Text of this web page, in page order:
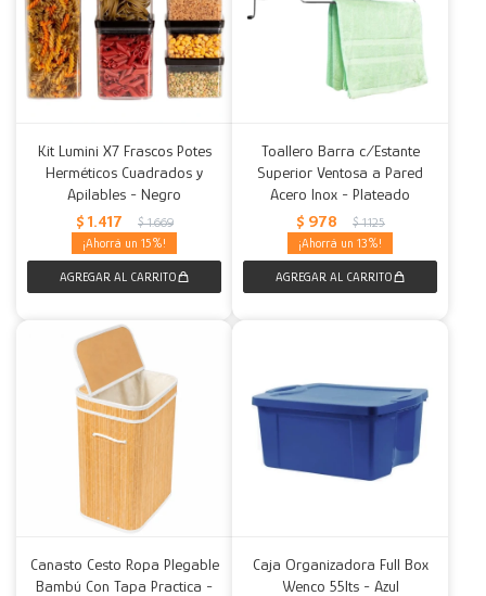
Kit Lumini X7 Frascos Potes
Herméticos Cuadrados y
Apilables - Negro
$ 1.417 $ 1.669
15
Toallero Barra c/Estante
Superior Ventosa a Pared
Acero Inox - Plateado
$ 978 $ 1.125
13
Canasto Cesto Ropa Plegable
Bambú Con Tapa Practica -
Caja Organizadora Full Box
Wenco 55lts - Azul